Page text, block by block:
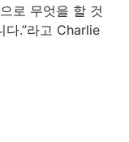
로 무엇을 할 것
다.”라고 Charlie